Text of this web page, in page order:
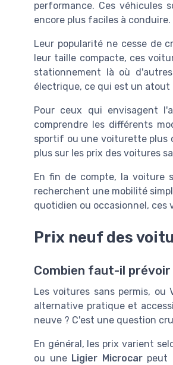
performance. Ces véhicules
encore plus faciles à conduire.
Leur popularité ne cesse de
leur taille compacte, ces
stationnement là où
électrique, ce qui est un atout
Pour ceux qui envisagent
comprendre les différents
sportif ou une voiturette plus
plus sur les prix des voitures
En fin de compte, la voiture
recherchent une mobilité
quotidien ou occasionnel,
Prix neuf des
Combien faut-il prévoir
Les voitures sans permis,
alternative pratique et
neuve ? C'est une question
En général, les prix varient
ou une Ligier Microcarpeut